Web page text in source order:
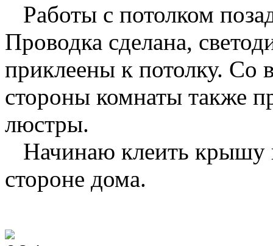
Работы с потолком
Проводка сделана,
приклеены к потолку. Со
стороны комнаты также
люстры.
Начинаю клеить крышу
стороне дома.